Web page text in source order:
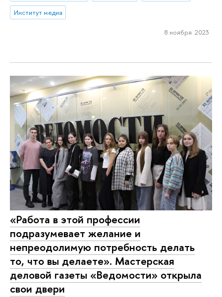
Институт медиа
8 ноября 2023
«Работа в этой профессии
подразумевает желание и
непреодолимую потребность делать
то, что вы делаете». Мастерская
деловой газеты «Ведомости» открыла
свои двери